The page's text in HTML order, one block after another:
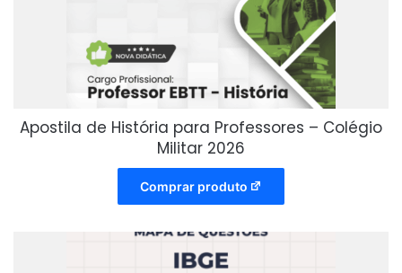
Apostila de História para Professores – Colégio
Militar 2026
Comprar produto